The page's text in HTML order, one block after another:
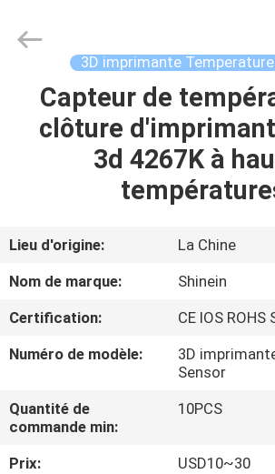
MAISON
PRODUITS
SUJET
DE
NOUS
VISITE
D'USINE
CONTRÔLE
Electornics
Technology
3D imprimante
Capteur de
clôture
3d 4267K à
Lieu d'origine:
La Chine
Nom de marque:
Shinein
Certification:
CE IOS ROHS
Numéro de modèle:
3D
Sensor
Quantité de
commande min:
10PCS
Prix:
USD10~30